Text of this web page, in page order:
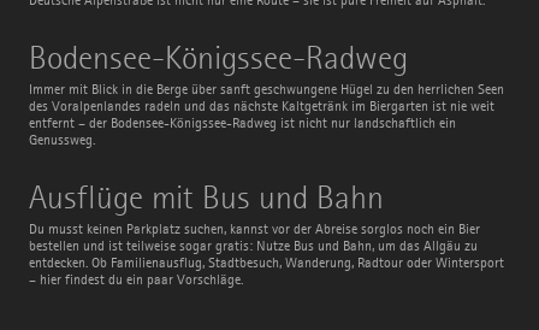
Bodensee-Königssee-Radweg
Immer mit Blick in die Berge über sanft geschwungene Hügel zu den herrlichen Seen
des Voralpenlandes radeln und das nächste Kaltgetränk im Biergarten ist nie weit
entfernt – der Bodensee-Königssee-Radweg ist nicht nur landschaftlich ein
Genussweg.
Bodensee-
Königssee-
Radweg
Ausflüge mit Bus und Bahn
Du musst keinen Parkplatz suchen, kannst vor der Abreise sorglos noch ein Bier
bestellen und ist teilweise sogar gratis: Nutze Bus und Bahn, um das Allgäu zu
entdecken. Ob Familienausflug, Stadtbesuch, Wanderung, Radtour oder Wintersport
– hier findest du ein paar Vorschläge.
Ausflüge
mit
Bus
und
Bahn